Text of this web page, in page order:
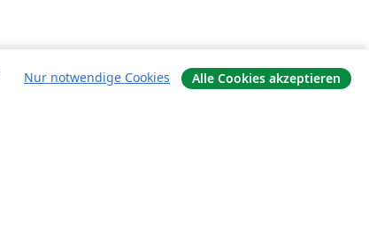
Nur notwendige Cookies Alle Cookies akzeptieren